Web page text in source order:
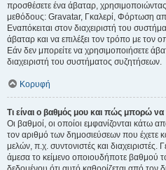
προσθέσετε ένα άβαταρ,
μεθόδους: Gravatar, Γκαλερί, Φόρτωση
Εναπόκειται στον διαχειριστή του
άβαταρ και να επιλέξει τον τρόπο με τον
Εάν δεν μπορείτε να χρησιμοποιήσετε
διαχειριστή του συστήματος συζητήσεων.
Κορυφή
Τι είναι ο βαθμός μου και πώς μπορώ
Οι βαθμοί, οι οποίοι εμφανίζονται κάτω
τον αριθμό των δημοσιεύσεων που έχετε
μελών, π.χ. συντονιστές και διαχειριστές.
άμεσα το κείμενο οποιουδήποτε βαθμού